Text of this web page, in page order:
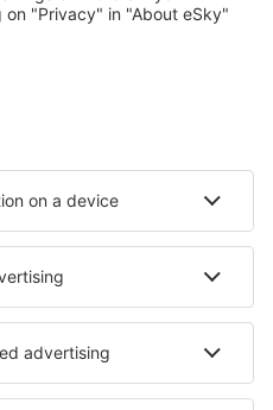
dreptului Dvs. de opozitie,
acestor date, cu rezerva
doar atunci cand legea
datele Dvs. personale
legitim, o obligatie legala (de
de legislatia fiscala, de cea
alt temei legal (cum ar fi
in alte scopuri
prelucrarea datelor Dvs.
nu sunt acoperite de